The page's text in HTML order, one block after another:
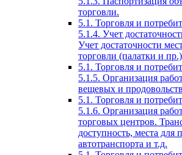
торговли.
5.1. Торговля и
5.1.4. Учет
Учет достаточности
торговли (палатки и
5.1. Торговля и
5.1.5. Организация
вещевых и
5.1. Торговля и
5.1.6. Организация
торговых центров.
доступность, места для
автотранспорта и т.д.